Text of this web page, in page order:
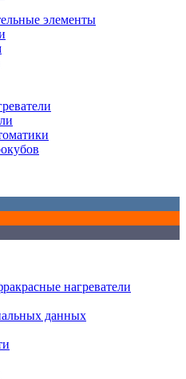
элементы
нагреватели
данных